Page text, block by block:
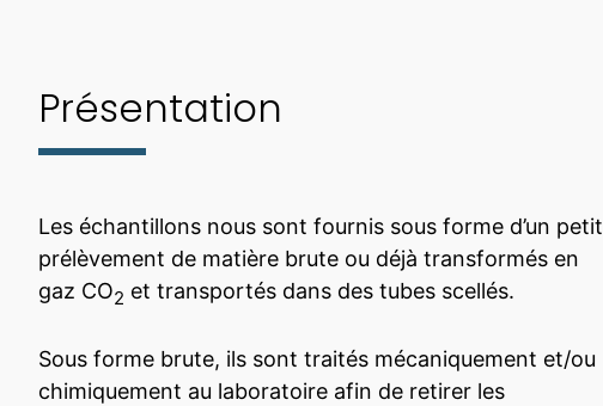
Présentation
Les échantillons nous sont fournis sous forme d’un petit
prélèvement de matière brute ou déjà transformés en
gaz CO2 et transportés dans des tubes scellés.
Sous forme brute, ils sont traités mécaniquement et/ou
chimiquement au laboratoire afin de retirer les